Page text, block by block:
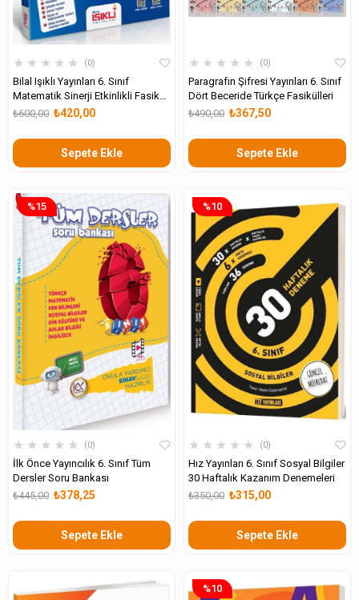
★ ★ ★ ★ ★ 0
Bilal Işıklı Yayınları 6. Sınıf
Matematik Sinerji Etkinlikli Fasikül
Seti
₺420,00
₺600,00
Sepete Ekle
★ ★ ★ ★ ★ 0
Paragrafın Şifresi Yayınları 6. Sınıf
Dört Beceride Türkçe Fasikülleri
₺367,50
₺490,00
Sepete Ekle
★ ★ ★ ★ ★ 0
İlk Önce Yayıncılık 6. Sınıf Tüm
Dersler Soru Bankası
₺378,25
₺445,00
Sepete Ekle
%15
★ ★ ★ ★ ★ 0
Hız Yayınları 6. Sınıf Sosyal Bilgiler
30 Haftalık Kazanım Denemeleri
₺315,00
₺350,00
Sepete Ekle
%10
%10